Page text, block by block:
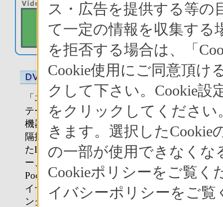
「エアボード」なら、〈ベースス
テーション〉に接続した外部接続
機器を手元の〈モニター〉から遠
隔操作可能。リビングなどに置い
たDVDやビデオ、CS/BSチューナ
ー、「バイオ」
の“Giga
Pocket（ギガポケット）”などもワ
イヤレスで楽しめます。1階のリビ
ングに設置してあるCSチューナー
ス・広告を提供する等の
て一定の情報を収集する
を拒否する場合は、「
Cookie使用にご同意頂け
クして下さい。Cookie設
をクリックしてください
きます。選択した
の一部が使用できなくな
Cookieポリシーをご覧
イバシーポリシーをご覧